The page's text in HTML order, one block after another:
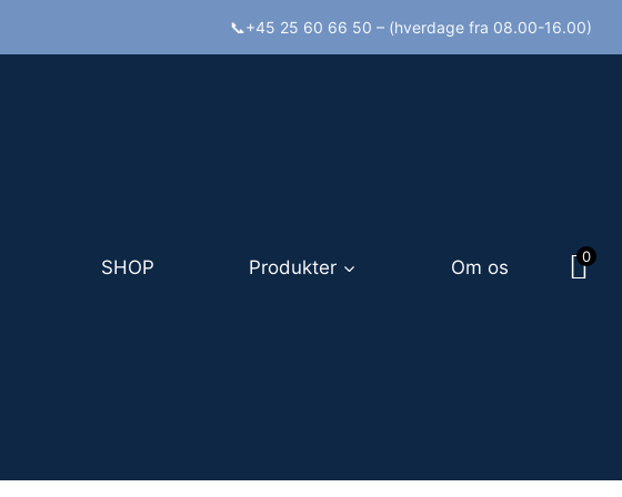
📞+45 25 60 66 50 – (hverdage fra 08.00-16.00)
SHOP Produkter Om os 0